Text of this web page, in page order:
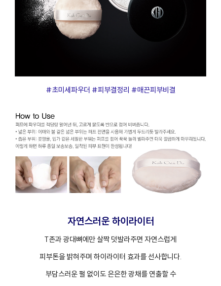
#초미세파우더 #피부결정리 #매끈피부비결
자연스러운 하이라이터
T존과 광대뼈에만 살짝 덧발라주면 자연스럽게
피부톤을 밝혀주며 하이라이터 효과를 선사합니다.
부담스러운 펄 없이도 은은한 광채를 연출할 수